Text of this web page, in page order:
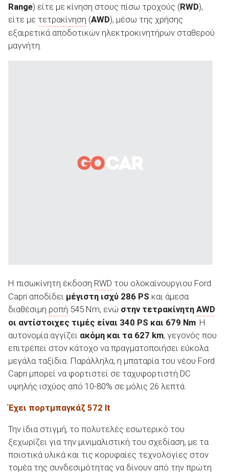
Range) είτε με κίνηση στους πίσω τροχούς (RWD),
είτε με τετρακίνηση (AWD), μέσω της χρήσης
εξαιρετικά αποδοτικών ηλεκτροκινητήρων σταθερού
μαγνήτη.
Η πισωκίνητη έκδοση RWD του ολοκαίνουργιου Ford
Capri αποδίδει μέγιστη ισχύ 286 PS και άμεσα
διαθέσιμη ροπή 545 Nm, ενώ στην τετρακίνητη AWD
οι αντίστοιχες τιμές είναι 340 PS και 679 Nm . Η
αυτονομία αγγίζει ακόμη και τα 627 km, γεγονός που
επιτρέπει στον κάτοχο να πραγματοποιήσει εύκολα
μεγάλα ταξίδια. Παράλληλα, η μπαταρία του νέου Ford
Capri μπορεί να φορτιστεί σε ταχυφορτιστή DC
υψηλής ισχύος από 10-80% σε μόλις 26 λεπτά.
Έχει πορτμπαγκάζ 572 lt
Την ίδια στιγμή, το πολυτελές εσωτερικό του
ξεχωρίζει για την μινιμαλιστική του σχεδίαση, με τα
ποιοτικά υλικά και τις κορυφαίες τεχνολογίες στον
τομέα της συνδεσιμότητας να δίνουν από την πρώτη